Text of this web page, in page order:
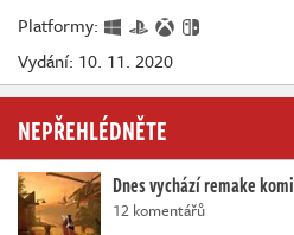
Platformy:
Vydání: 10. 11. 2020
NEPŘEHLÉDNĚTE
Dnes vychází remake
12 komentářů